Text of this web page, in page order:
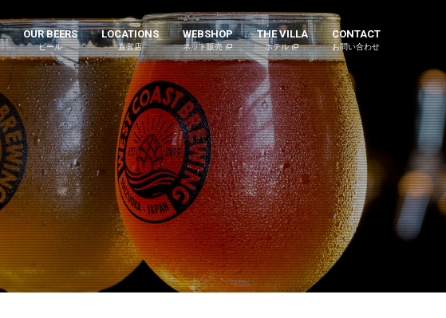
OUR BEERS
ビール
LOCATIONS
直営店
WEBSHOP
ネット販売
THE VILLA
ホテル
CONTACT
お問い合わせ